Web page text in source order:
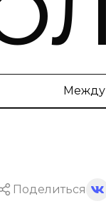
Поделиться